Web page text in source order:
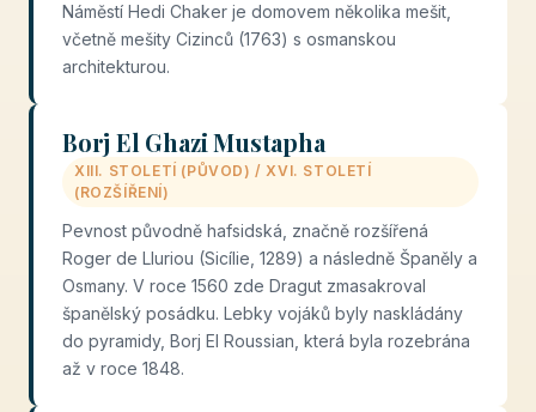
Náměstí Hedi Chaker je domovem několika mešit,
včetně mešity Cizinců (1763) s osmanskou
architekturou.
Borj El Ghazi Mustapha
XIII. STOLETÍ (PŮVOD) / XVI. STOLETÍ
(ROZŠÍŘENÍ)
Pevnost původně hafsidská, značně rozšířená
Roger de Lluriou (Sicílie, 1289) a následně Španěly a
Osmany. V roce 1560 zde Dragut zmasakroval
španělský posádku. Lebky vojáků byly naskládány
do pyramidy, Borj El Roussian, která byla rozebrána
až v roce 1848.